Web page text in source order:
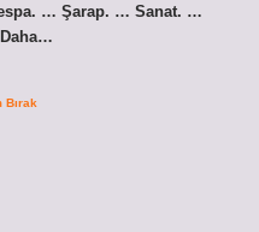
… Şarap. … Sanat. …
Bırak